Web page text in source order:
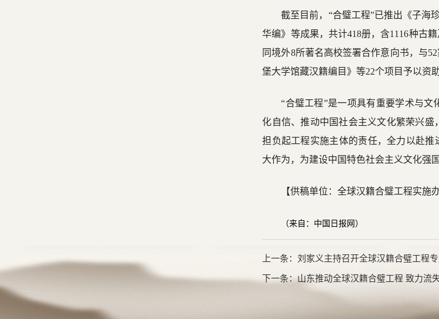
截至目前，“合璧工程”已推出《子海
华编》等成果，共计418册，含1116种古
同境外8所著名高校签署合作意向书，与
堡大学馆藏汉籍编目》等22个项目予以资助
“合璧工程”是一项具有重要学术与
化自信、推动中国社会主义文化繁荣兴
担负起工程实施主体的责任，全力以赴
大作为，为建设中国特色社会主义文化强
【供稿单位：全球汉籍合璧工程实
（来自：中国日报网）
上一条：刘家义主持召开全球汉籍合璧工程
下一条：山东推动全球汉籍合璧工程 致力流